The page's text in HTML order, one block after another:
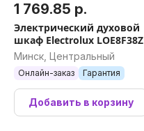
1 769.85 р.
Электрический духовой
шкаф Electrolux LOE8F38Z
Минск, Центральный
Онлайн-заказ Гарантия
Добавить в корзину